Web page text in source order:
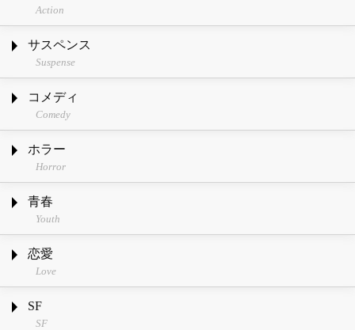
Action
サスペンス
Suspense
コメディ
Comedy
ホラー
Horror
青春
Youth
恋愛
Love
SF
SF